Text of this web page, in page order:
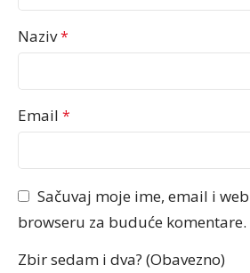
Naziv*
Email *
Sačuvaj moje ime, email i
browseru za buduće komentare.
Zbir sedam i dva? (Obavezno)